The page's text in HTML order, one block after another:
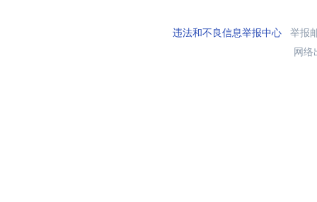
违法和不良信息举报中心举报
网